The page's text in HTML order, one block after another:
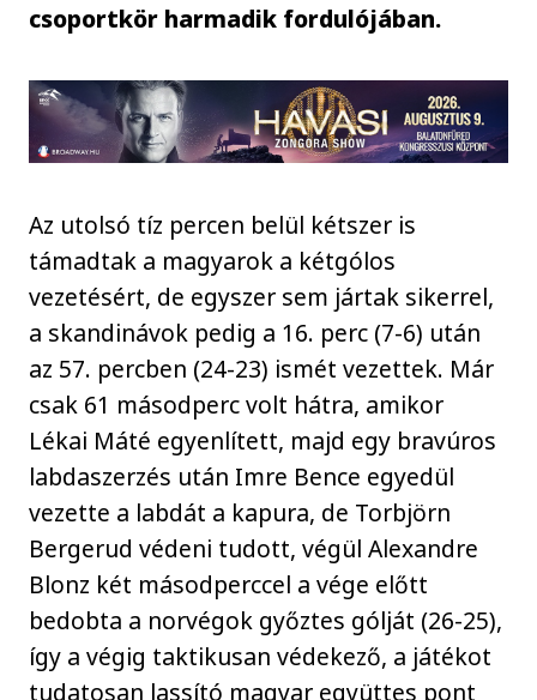
csoportkör harmadik fordulójában.
Az utolsó tíz percen belül kétszer is
támadtak a magyarok a kétgólos
vezetésért, de egyszer sem jártak sikerrel,
a skandinávok pedig a 16. perc (7-6) után
az 57. percben (24-23) ismét vezettek. Már
csak 61 másodperc volt hátra, amikor
Lékai Máté egyenlített, majd egy bravúros
labdaszerzés után Imre Bence egyedül
vezette a labdát a kapura, de Torbjörn
Bergerud védeni tudott, végül Alexandre
Blonz két másodperccel a vége előtt
bedobta a norvégok győztes gólját (26-25),
így a végig taktikusan védekező, a játékot
tudatosan lassító magyar együttes pont